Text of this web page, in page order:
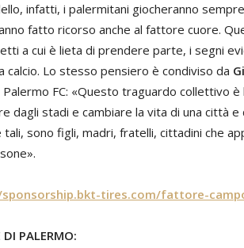
infatti, i palermitani giocheranno
fatto ricorso anche al fattore cuore.
a cui è lieta di prendere parte, i segni
calcio. Lo stesso pensiero è condiviso da
FC: «Questo traguardo collettivo è
dagli stadi e cambiare la vita di una città
sono figli, madri, fratelli, cittadini che
tires.com/fattore-
PALERMO: